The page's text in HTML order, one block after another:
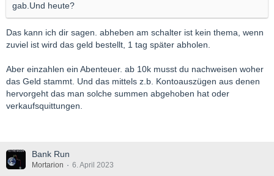
gab.Und heute?
Das kann ich dir sagen. abheben am schalter ist kein thema, wenn
zuviel ist wird das geld bestellt, 1 tag später abholen.
Aber einzahlen ein Abenteuer. ab 10k musst du nachweisen woher
das Geld stammt. Und das mittels z.b. Kontoauszügen aus denen
hervorgeht das man solche summen abgehoben hat oder
verkaufsquittungen.
Bank Run
Mortarion 6. April 2023